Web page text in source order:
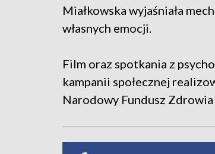
Miałkowska wyjaśniała
własnych emocji.
Film oraz spotkania z
kampanii społecznej
Narodowy Fundusz